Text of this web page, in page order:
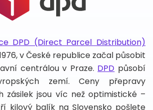
DPD (Direct Parcel Distribution)
v České republice začal působit
centrálou v Praze. DPD působí
zemí. Ceny přepravy
zásilek jsou víc než optimistické –
kilový balík na Slovensko pošlete